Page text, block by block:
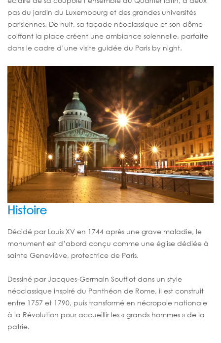
pas du jardin du Luxembourg et des grandes universités
parisiennes. De nuit, sa façade néoclassique et son dôme
coiffant la place créent une ambiance solennelle, parfaite
dans le cadre d’une visite guidée du Paris by night.
Histoire
Décidé par Louis XV en 1744 après une grave maladie, le
monument est d’abord conçu comme une église dédiée à
sainte Geneviève, protectrice de Paris.
Dessiné par Jacques-Germain Soufflot dans un style
néoclassique inspiré du Panthéon de Rome, il est construit
entre 1757 et 1790, puis transformé en nécropole nationale
à la Révolution pour accueillir les « grands hommes » de la
patrie.